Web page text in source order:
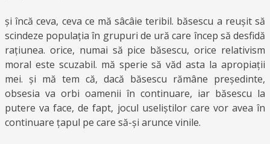
și încă ceva, ceva ce mă sâcâie teribil. băsescu a reușit să
scindeze populația în grupuri de ură care încep să desfidă
rațiunea. orice, numai să pice băsescu, orice relativism
moral este scuzabil. mă sperie să văd asta la apropiații
mei. și mă tem că, dacă băsescu rămâne președinte,
obsesia va orbi oamenii în continuare, iar băsescu la
putere va face, de fapt, jocul useliștilor care vor avea în
continuare țapul pe care să-și arunce vinile.